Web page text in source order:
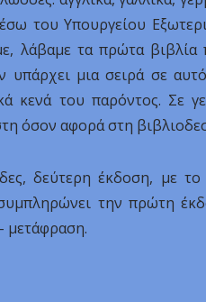
του Υπουργείου
λάβαμε τα πρώτα
μια σειρά σε
κενά του παρόντος. Σε
όσον αφορά στη
δεύτερη έκδοση, με το
την πρώτη
μετάφραση.